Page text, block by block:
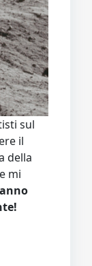
sul
il
della
mi